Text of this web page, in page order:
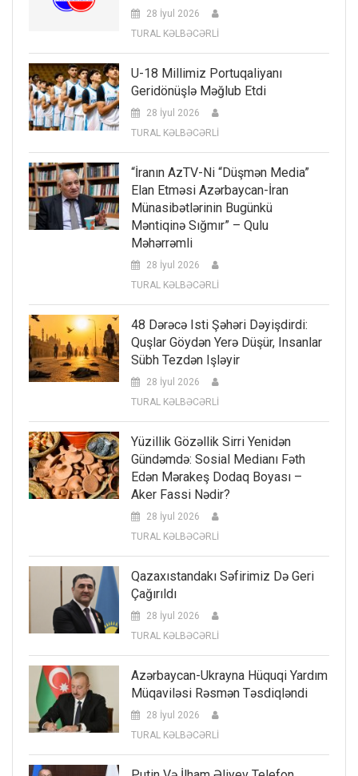
28 İyul 2026
TURAL KƏLBƏCƏRLİ
U-18 Millimiz Portuqaliyanı
Geridönüşlə Məğlub Etdi
28 İyul 2026
TURAL KƏLBƏCƏRLİ
“İranın AzTV-Ni “düşmən Media”
Elan Etməsi Azərbaycan-İran
Münasibətlərinin Bugünkü
Məntiqinə Sığmır” – Qulu
Məhərrəmli
28 İyul 2026
TURAL KƏLBƏCƏRLİ
48 Dərəcə Isti Şəhəri Dəyişdirdi:
Quşlar Göydən Yerə Düşür, Insanlar
Sübh Tezdən Işləyir
28 İyul 2026
TURAL KƏLBƏCƏRLİ
Yüzillik Gözəllik Sirri Yenidən
Gündəmdə: Sosial Medianı Fəth
Edən Mərakeş Dodaq Boyası –
Aker Fassi Nədir?
28 İyul 2026
TURAL KƏLBƏCƏRLİ
Qazaxıstandakı Səfirimiz Də Geri
Çağırıldı
28 İyul 2026
TURAL KƏLBƏCƏRLİ
Azərbaycan-Ukrayna Hüquqi Yardım
Müqaviləsi Rəsmən Təsdiqləndi
28 İyul 2026
TURAL KƏLBƏCƏRLİ